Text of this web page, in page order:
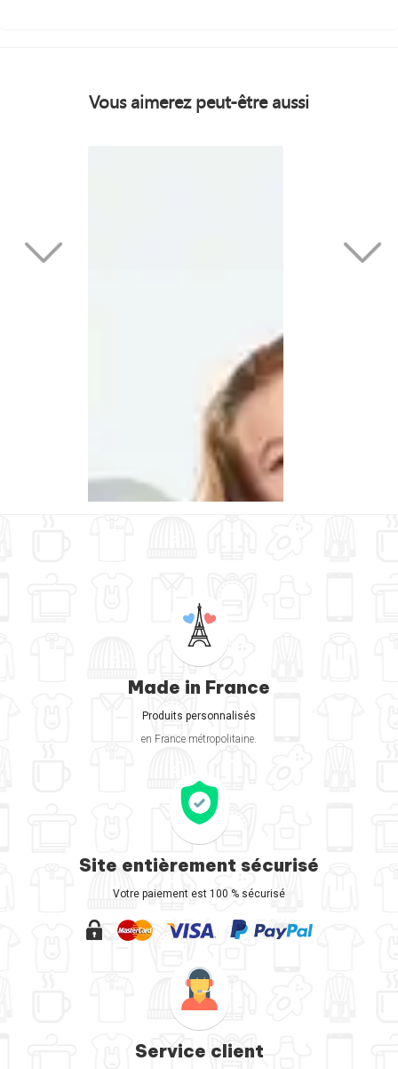
Vous aimerez peut-être aussi
Made in France
Produits personnalisés
en France métropolitaine.
Site entièrement sécurisé
Votre paiement est 100 % sécurisé
Service client